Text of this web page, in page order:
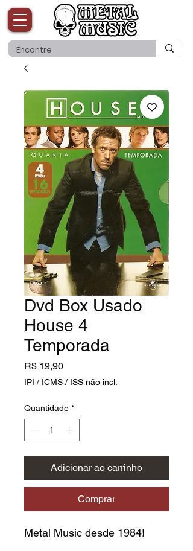
Dvd Box Usado
House 4
Temporada
R$ 19,90Preço
IPI / ICMS / ISS não incl.
Quantidade *
Adicionar ao carrinho
Comprar
Metal Music desde 1984!